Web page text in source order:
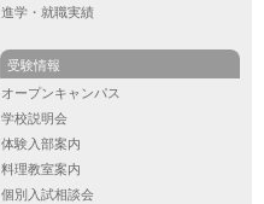
進学・就職実績
受験情報
オープンキャンパス
学校説明会
体験入部案内
料理教室案内
個別入試相談会